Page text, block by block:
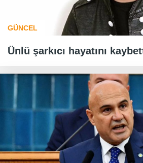
GÜNCEL
Ünlü şarkıcı hayatını